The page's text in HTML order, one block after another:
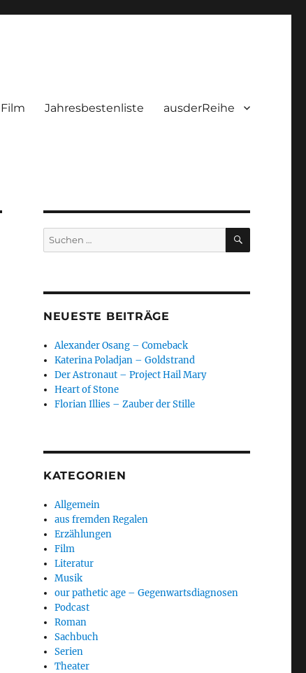
Film Jahresbestenliste ausderReihe
Suchen
nach:
SUCHEN
NEUESTE BEITRÄGE
Alexander Osang – Comeback
Katerina Poladjan – Goldstrand
Der Astronaut – Project Hail Mary
Heart of Stone
Florian Illies – Zauber der Stille
KATEGORIEN
Allgemein
aus fremden Regalen
Erzählungen
Film
Literatur
Musik
our pathetic age – Gegenwartsdiagnosen
Podcast
Roman
Sachbuch
Serien
Theater